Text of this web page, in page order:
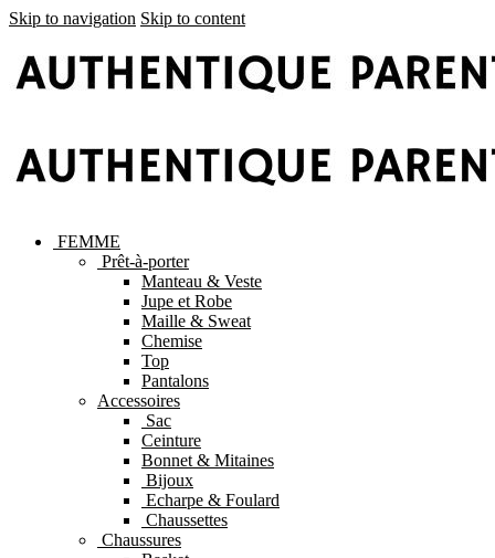
Skip to navigation Skip to content
FEMME
Prêt-à-porter
Manteau & Veste
Jupe et Robe
Maille & Sweat
Chemise
Top
Pantalons
Accessoires
Sac
Ceinture
Bonnet & Mitaines
Bijoux
Echarpe & Foulard
Chaussettes
Chaussures